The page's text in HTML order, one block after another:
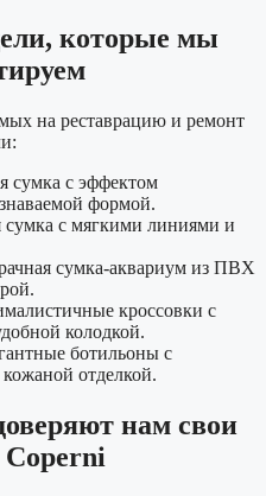
которые мы
на реставрацию и ремонт
сумка с эффектом
формой.
с мягкими линиями и
сумка-аквариум из ПВХ
кроссовки с
колодкой.
ботильоны с
отделкой.
нам свои
Coperni